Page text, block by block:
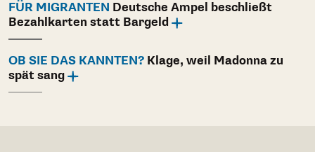
FÜR MIGRANTEN Deutsche Ampel beschließt
Bezahlkarten statt Bargeld
OB SIE DAS KANNTEN? Klage, weil Madonna zu
spät sang